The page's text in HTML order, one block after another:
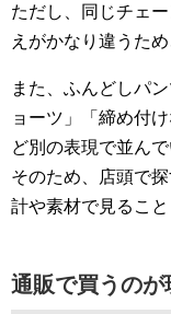
ただし、同じチェ
えがかなり違うた
また、ふんどしパ
ョーツ」「締め付
ど別の表現で並ん
そのため、店頭で
計や素材で見ること
通販で買うのが